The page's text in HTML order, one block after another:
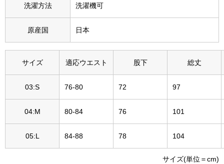
サンダル
その他
財布／小物
洗濯方法 洗濯機可
原産国 日本
サイズ 適応ウエスト 股下 総丈
03:S 76-80 72 97
04:M 80-84 76 101
05:L 84-88 78 104
サイズ(単位＝cm)